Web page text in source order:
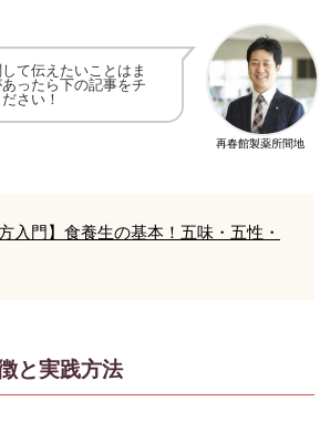
再春館製薬所間地
て伝えたいことはま
ったら下の記事をチ
さい！
入門】食養生の基本！五味・五性・
と実践方法